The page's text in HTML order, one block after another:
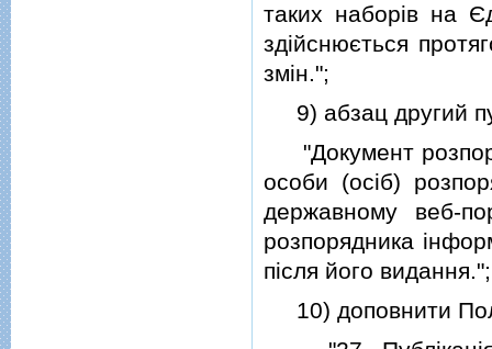
таких наборiв на
здiйснюється
змiн.";
9) абзац другий
"Документ
особи (осiб)
державному веб-
розпорядника
пiсля його видання.";
10) доповнити